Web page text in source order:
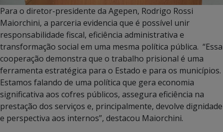
Para o diretor-presidente da Agepen, Rodrigo Rossi
Maiorchini, a parceria evidencia que é possível unir
responsabilidade fiscal, eficiência administrativa e
transformação social em uma mesma política pública. “Essa
cooperação demonstra que o trabalho prisional é uma
ferramenta estratégica para o Estado e para os municípios.
Estamos falando de uma política que gera economia
significativa aos cofres públicos, assegura eficiência na
prestação dos serviços e, principalmente, devolve dignidade
e perspectiva aos internos”, destacou Maiorchini.